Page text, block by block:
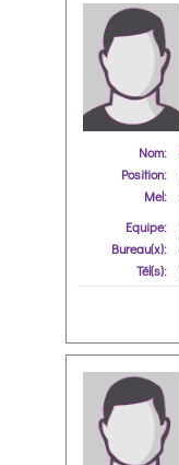
Nom:
Position:
Mel:
Equipe:
Bureau(x):
Tél(s):